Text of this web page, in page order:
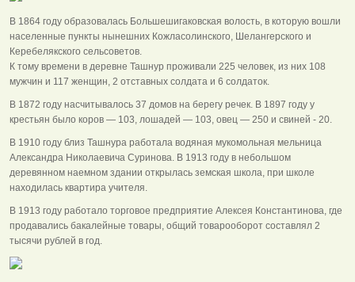
В 1864 году образовалась Большешигаковская волость, в которую вошли
населенные пункты нынешних Кожласолинского, Шелангерского и
Керебелякского сельсоветов.
К тому времени в деревне Ташнур проживали 225 человек, из них 108
мужчин и 117 женщин, 2 отставных солдата и 6 солдаток.
В 1872 году насчитывалось 37 домов на берегу речек. В 1897 году у
крестьян было коров — 103, лошадей — 103, овец — 250 и свиней - 20.
В 1910 году близ Ташнура работала водяная мукомольная мельница
Александра Николаевича Суринова. В 1913 году в небольшом
деревянном наемном здании открылась земская школа, при школе
находилась квартира учителя.
В 1913 году работало торговое предприятие Алексея Константинова, где
продавались бакалейные товары, общий товарооборот составлял 2
тысячи рублей в год.